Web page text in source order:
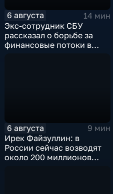
6 августа
14 мин
Экс-сотрудник СБУ
рассказал о борьбе за
финансовые потоки в
6 августа
9 мин
Ирек Файзуллин: в
России сейчас возводят
около 200 миллионов